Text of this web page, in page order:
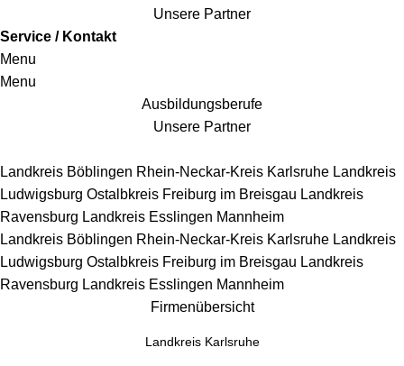
Unsere Partner
Service / Kontakt
Menu
Menu
Ausbildungsberufe
Unsere Partner
Landkreis Böblingen Rhein-Neckar-Kreis Karlsruhe Landkreis
Ludwigsburg Ostalbkreis Freiburg im Breisgau Landkreis
Ravensburg Landkreis Esslingen Mannheim
Landkreis Böblingen Rhein-Neckar-Kreis Karlsruhe Landkreis
Ludwigsburg Ostalbkreis Freiburg im Breisgau Landkreis
Ravensburg Landkreis Esslingen Mannheim
Firmenübersicht
Landkreis Karlsruhe